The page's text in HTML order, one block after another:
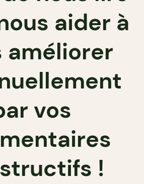
aider à
améliorer
vos
!